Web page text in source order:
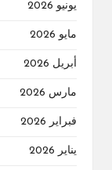
يونيو 2026
مايو 2026
أبريل 2026
مارس 2026
فبراير 2026
يناير 2026